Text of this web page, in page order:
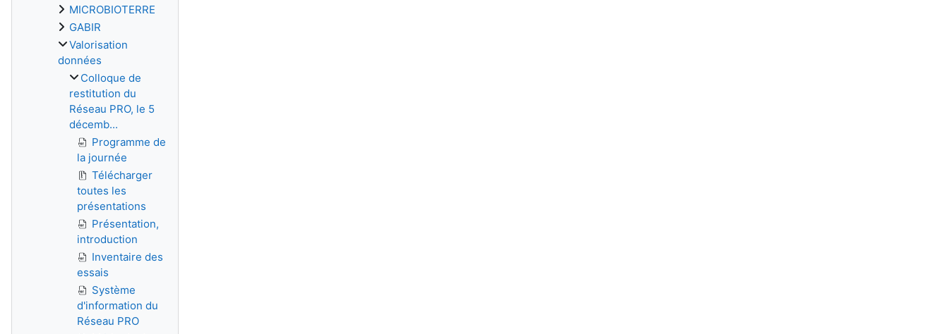
MICROBIOTERRE
GABIR
Valorisation
données
Colloque de
restitution du
Réseau PRO, le 5
décemb...
Programme de
la journée
Télécharger
toutes les
présentations
Présentation,
introduction
Inventaire des
essais
Système
d'information du
Réseau PRO